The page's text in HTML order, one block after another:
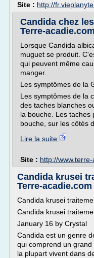
Site : http://
Candida chez
Terre-acadie.com
Lorsque Candida
muguet se produit.
qui peuvent même
manger.
Les symptômes de la
Les symptômes de la
des taches blanches
la bouche. Les taches
bouche, sur les côtés
Lire la suite
Site : http://
Candida krusei
Terre-acadie.com
Candida krusei
Candida krusei
January 16 by Crystal
Candida est un genre
qui comprend un
la plupart vivent dans